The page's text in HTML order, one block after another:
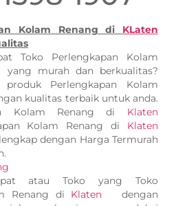
Kolam Renang di KLaten
Toko Perlengkapan Kolam
yang murah dan berkualitas?
produk Perlengkapan Kolam
kualitas terbaik untuk anda.
Kolam Renang di Klaten
Kolam Renang di Klaten
dengan Harga Termurah
atau Toko yang Toko
Renang di Klaten
dengan